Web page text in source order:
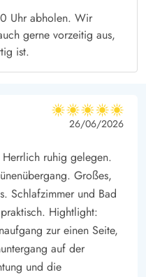
gibt es noch einen
mit Fußbodenheizung.
8 Personen.
eingerichtet mit guten
Die Küche ist bestens
und ist mit dem Ess- und
könnt Ihr die schöne
Uhr abholen. Wir
gerne vorzeitig aus,
ist.
5 von 5
5 von 5
5 out of 5
26/06/2026
ruhig gelegen.
Großes,
Schlafzimmer und Bad
Hightlight:
zur einen Seite,
auf der
und die